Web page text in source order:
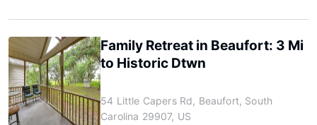
Family Retreat in Beaufort: 3 Mi
to Historic Dtwn
54 Little Capers Rd, Beaufort, South
Carolina 29907, US